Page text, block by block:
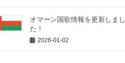
オマーン国歌情報を更新しまし
た！
2026-01-02